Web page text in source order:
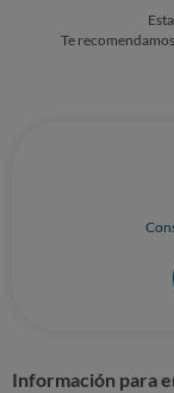
Te
Información para